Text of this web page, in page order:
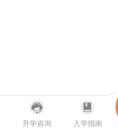
升学咨询 入学指南